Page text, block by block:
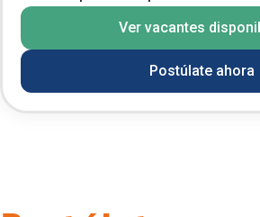
Ver vacantes
Postúlate ahora